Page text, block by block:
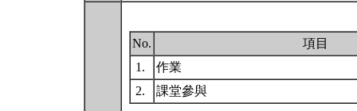
No.
項目
1.
作業
2.
課堂參與